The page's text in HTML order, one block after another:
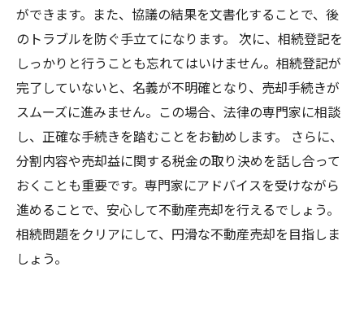
ができます。また、協議の結果を文書化することで、後
のトラブルを防ぐ手立てになります。 次に、相続登記を
しっかりと行うことも忘れてはいけません。相続登記が
完了していないと、名義が不明確となり、売却手続きが
スムーズに進みません。この場合、法律の専門家に相談
し、正確な手続きを踏むことをお勧めします。 さらに、
分割内容や売却益に関する税金の取り決めを話し合って
おくことも重要です。専門家にアドバイスを受けながら
進めることで、安心して不動産売却を行えるでしょう。
相続問題をクリアにして、円滑な不動産売却を目指しま
しょう。